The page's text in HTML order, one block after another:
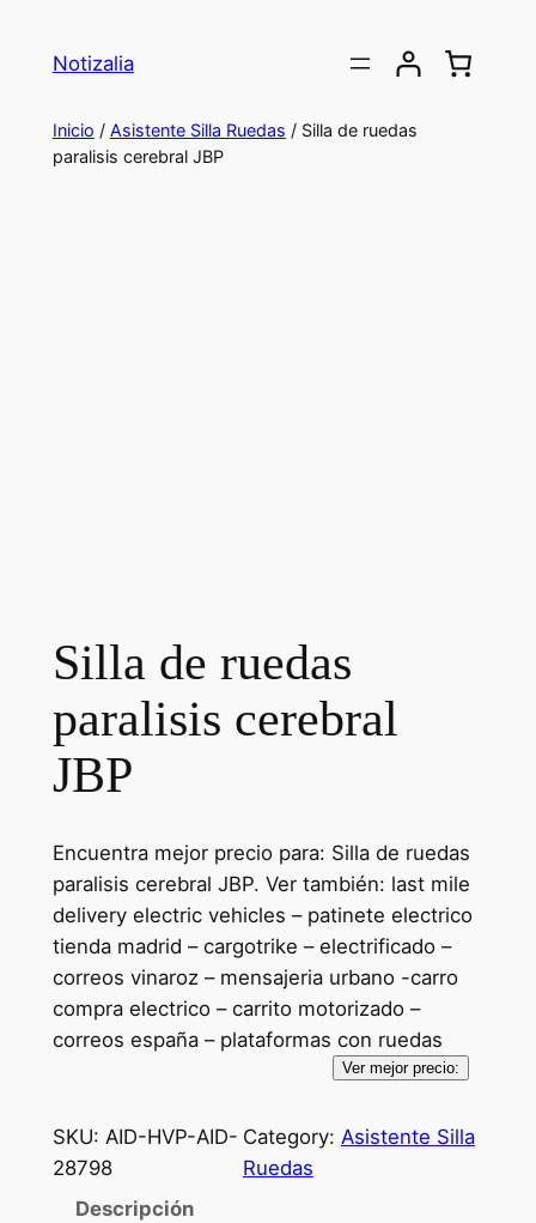
Notizalia
Inicio / Asistente Silla Ruedas / Silla de ruedas
paralisis cerebral JBP
Silla de ruedas
paralisis cerebral
JBP
Encuentra mejor precio para: Silla de ruedas
paralisis cerebral JBP. Ver también: last mile
delivery electric vehicles – patinete electrico
tienda madrid – cargotrike – electrificado –
correos vinaroz – mensajeria urbano -carro
compra electrico – carrito motorizado –
correos españa – plataformas con ruedas
Ver mejor precio:
SKU: AID-HVP-AID-
28798
Category: Asistente Silla
Ruedas
Descripción